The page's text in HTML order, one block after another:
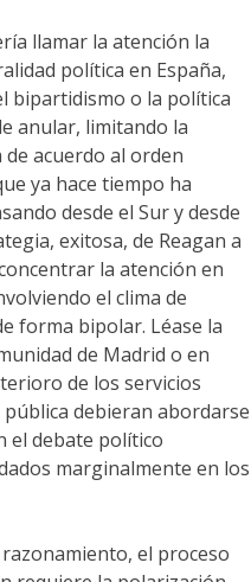
llamar la atención la
política en España,
bipartidismo o la política
anular, limitando la
acuerdo al orden
ya hace tiempo ha
desde el Sur y desde
exitosa, de Reagan a
la atención en
el clima de
forma bipolar. Léase la
de Madrid o en
de los servicios
debieran abordarse
el debate político
marginalmente en los
el proceso